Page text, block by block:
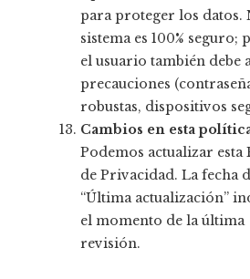
para proteger los datos.
sistema es 100% seguro;
el usuario también debe
precauciones
robustas, dispositivos
Cambios en esta
Podemos actualizar esta
de Privacidad. La fecha
“Última actualización”
el momento de la última
revisión.